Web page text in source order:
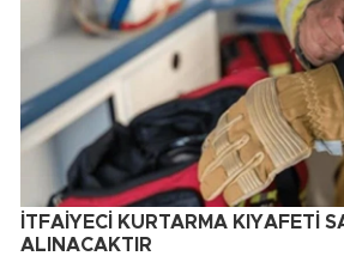
İTFAİYECİ KURTARMA KIYAFETİ
ALINACAKTIR